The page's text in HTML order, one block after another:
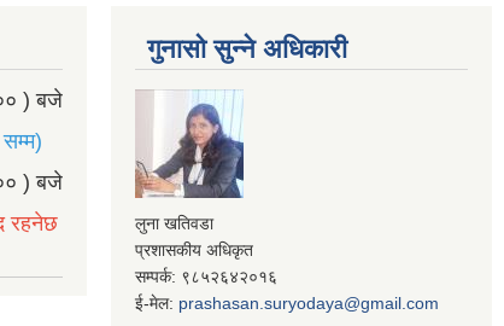
) बजे
) बजे
रहनेछ
गुनासो सुन्ने अधिकारी
लुना खतिवडा
प्रशासकीय अधिकृत
सम्पर्क: ९८५२६४२०१६
ई-मेल: prashasan.suryodaya@gmail.com